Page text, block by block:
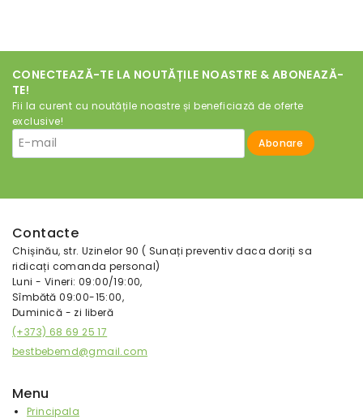
CONECTEAZĂ-TE LA NOUTĂȚILE NOASTRE & ABONEAZĂ-
TE!
Fii la curent cu noutățile noastre și beneficiază de oferte
exclusive!
Contacte
Chișinău, str. Uzinelor 90 ( Sunați preventiv daca doriți sa
ridicați comanda personal)
Luni - Vineri: 09:00/19:00,
Sîmbătă 09:00-15:00,
Duminică - zi liberă
(+373) 68 69 25 17
bestbebemd@gmail.com
Menu
Principala